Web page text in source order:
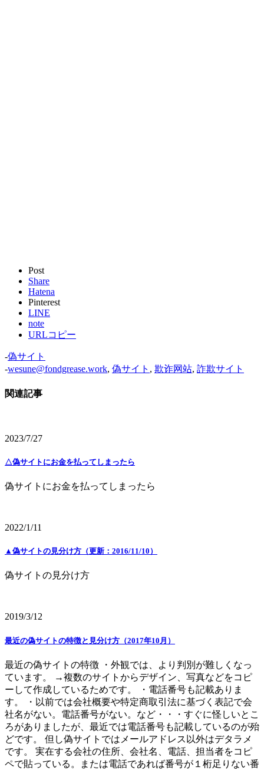
Post
Share
Hatena
Pinterest
LINE
note
URLコピー
-偽サイト
-wesune@fondgrease.work, 偽サイト , 欺诈网站, 詐欺サイト
関連記事
2023/7/27
△偽サイトにお金を払ってしまったら
偽サイトにお金を払ってしまったら
2022/1/11
▲偽サイトの見分け方（更新：2016/11/10）
偽サイトの見分け方
2019/3/12
最近の偽サイトの特徴と見分け方（2017年10月）
最近の偽サイトの特徴 ・外観では、より判別が難しくなっ
ています。 →複数のサイトからデザイン、写真などをコピ
ーして作成しているためです。 ・電話番号も記載ありま
す。 ・以前では会社概要や特定商取引法に基づく表記で会
社名がない。電話番号がない。など・・・すぐに怪しいとこ
ろがありましたが、最近では電話番号も記載しているのが殆
どです。 但し偽サイトではメールアドレス以外はデタラメ
です。 実在する会社の住所、会社名、電話、担当者をコピ
ペで貼っている。または電話であれば番号が１桁足りない番